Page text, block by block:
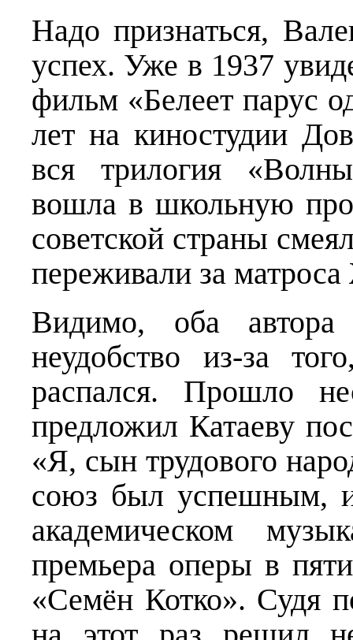
Надо признаться,
успех. Уже в 1937
фильм «Белеет парус
лет на киностудии
вся трилогия
вошла в школьную
советской страны
переживали за
Видимо, оба автора
неудобство из-за
распался. Прошло
предложил Катаеву
«Я, сын трудового
союз был успешным,
академическом
премьера оперы в
«Семён Котко». Судя